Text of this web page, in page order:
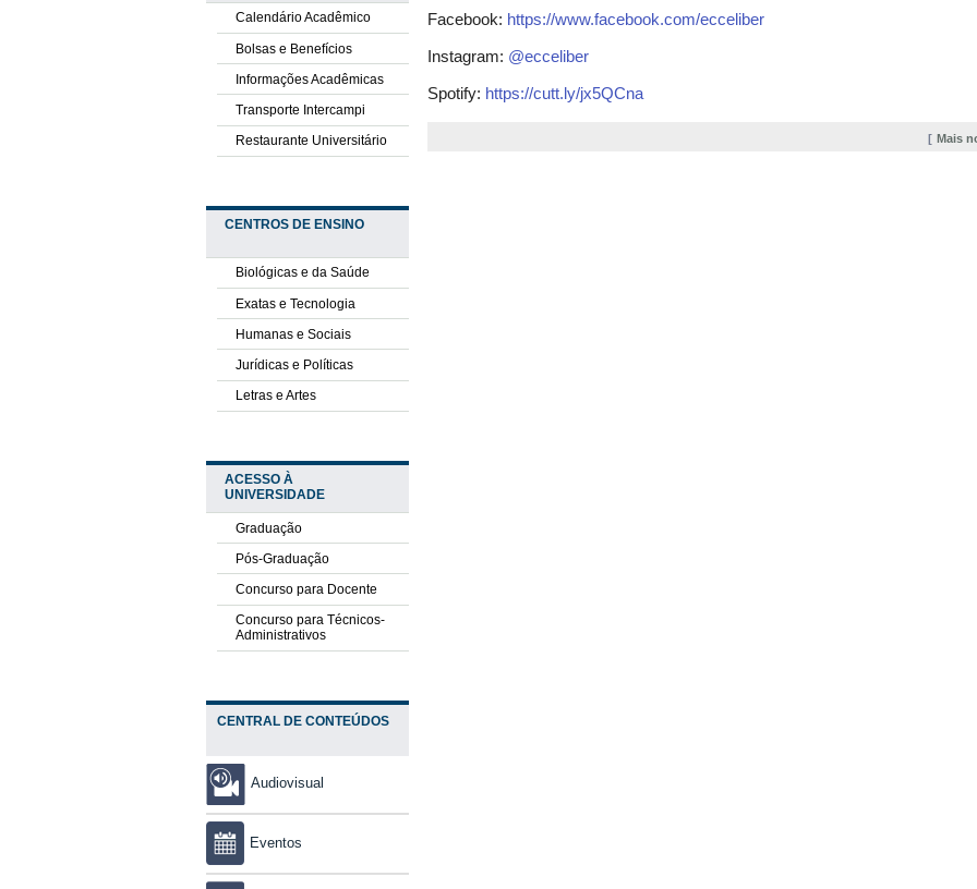
Calendário Acadêmico
Bolsas e Benefícios
Informações Acadêmicas
Transporte Intercampi
Restaurante Universitário
CENTROS DE ENSINO
Biológicas e da Saúde
Exatas e Tecnologia
Humanas e Sociais
Jurídicas e Políticas
Letras e Artes
ACESSO À
UNIVERSIDADE
Graduação
Pós-Graduação
Concurso para Docente
Concurso para Técnicos-
Administrativos
CENTRAL DE CONTEÚDOS
Audiovisual
Eventos
Facebook: https://www.facebook.com/ecceliber
Instagram: @ecceliber
Spotify: https://cutt.ly/jx5QCna
Mais